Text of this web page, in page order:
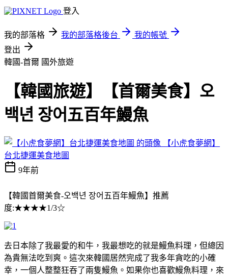
登入
我的部落格 我的部落格後台
我的帳號
登出
韓國-首爾 國外旅遊
【韓國旅遊】【首爾美食】오
백년 장어五百年鰻魚
【小虎食夢網】
台北捷運美食地圖
9年前
【韓國首爾美食-오백년 장어五百年鰻魚】推薦
度:★★★★1/3☆
去日本除了我最愛的和牛，我最想吃的就是鰻魚料理，但總因
為貴無法吃到爽。這次來韓國居然完成了我多年貪吃的小確
幸，一個人整整狂吞了兩隻鰻魚。如果你也喜歡鰻魚料理，來